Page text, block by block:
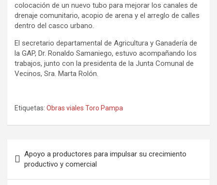
colocación de un nuevo tubo para mejorar los canales de
drenaje comunitario, acopio de arena y el arreglo de calles
dentro del casco urbano.
El secretario departamental de Agricultura y Ganadería de
la GAP, Dr. Ronaldo Samaniego, estuvo acompañando los
trabajos, junto con la presidenta de la Junta Comunal de
Vecinos, Sra. Marta Rolón.
Etiquetas: Obras viales Toro Pampa
de
entradas
Apoyo a productores para impulsar su crecimiento
productivo y comercial